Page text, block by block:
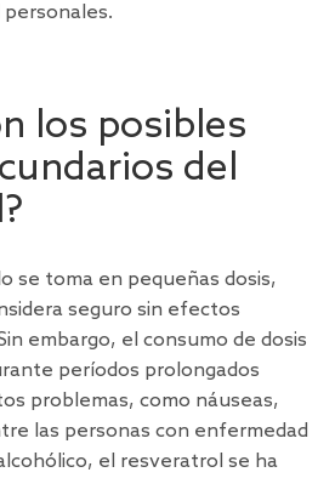
personales.
los posibles
del
se toma en pequeñas dosis,
seguro sin efectos
embargo, el consumo de dosis
períodos prolongados
problemas, como náuseas,
las personas con enfermedad
el resveratrol se ha